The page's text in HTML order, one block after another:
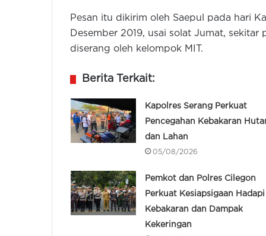
Pesan itu dikirim oleh Saepul pada hari
Desember 2019, usai solat Jumat, sekitar
diserang oleh kelompok MIT.
Berita Terkait:
Kapolres Serang Perkuat
Pencegahan Kebakaran
dan Lahan
05/08/2026
Pemkot dan Polres Cilegon
Perkuat Kesiapsigaan Hadapi
Kebakaran dan Dampak
Kekeringan